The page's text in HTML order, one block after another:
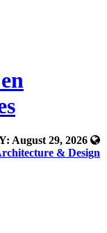
August 29, 2026
& Design